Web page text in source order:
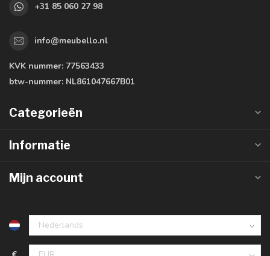
+31 85 060 27 98
info@meubello.nl
KVK nummer: 77563433
btw-nummer: NL861047667B01
Categorieën
Informatie
Mijn account